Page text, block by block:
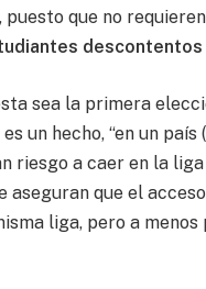
puesto que no
sea la primera
un hecho, “en un
riesgo a caer en la
aseguran que el
liga, pero a